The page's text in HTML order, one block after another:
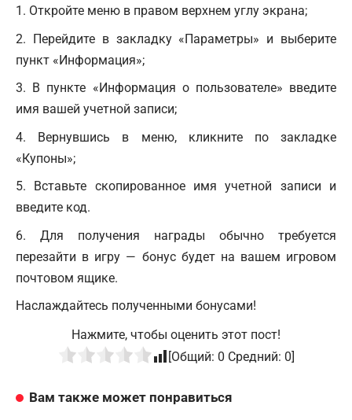
Откройте меню в правом верхнем углу экрана;
Перейдите в закладку «Параметры» и выберите
пункт «Информация»;
В пункте «Информация о пользователе» введите
имя вашей учетной записи;
Вернувшись в меню, кликните по закладке
«Купоны»;
Вставьте скопированное имя учетной записи и
введите код.
Для получения награды обычно требуется
перезайти в игру — бонус будет на вашем игровом
почтовом ящике.
Наслаждайтесь полученными бонусами!
Нажмите, чтобы оценить этот пост!
[Общий: 0 Средний: 0]
Вам также может понравиться